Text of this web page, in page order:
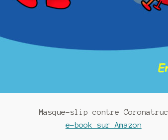
Masque-slip contre Coronatruc
e-book sur Amazon